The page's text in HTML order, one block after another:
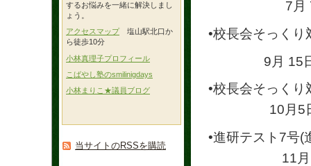
7月 7日(日
•校長会そっく
9月 15日(日
•校長会そっく
10月5日(日
•進研テスト7号(
11月10日(
するお悩みを一緒に解決しまし
ょう。
アクセスマップ 塩山駅北口か
ら徒歩10分
小林真理子プロフィール
こばやし塾のsmilinigdays
小林まりこ★議員ブログ
当サイトのRSSを購読